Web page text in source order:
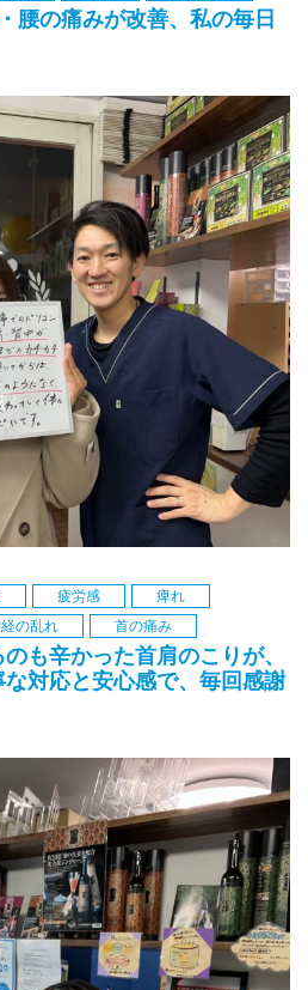
腰の痛みが改善、私の毎日
疲労感
痺れ
の乱れ 首の痛み
も辛かった首肩のこりが、
対応と安心感で、毎回感謝